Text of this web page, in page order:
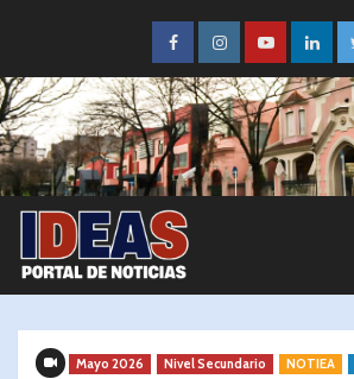
Mayo 2026 Nivel Secundario NOTIEA